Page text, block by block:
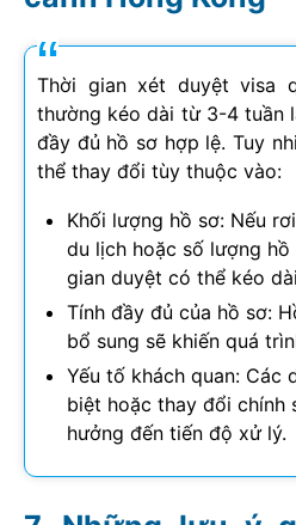
Thời gian xét duyệt visa
thường kéo dài từ 3-4 tuần
đầy đủ hồ sơ hợp lệ. Tuy
thể thay đổi tùy thuộc vào:
Khối lượng hồ sơ: Nếu
du lịch hoặc số lượng
gian duyệt có thể kéo
Tính đầy đủ của hồ sơ:
bổ sung sẽ khiến quá
Yếu tố khách quan: Các
biệt hoặc thay đổi chính
hưởng đến tiến độ xử lý.